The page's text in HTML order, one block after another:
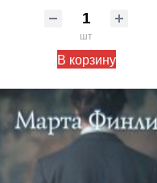
шт
В корзину